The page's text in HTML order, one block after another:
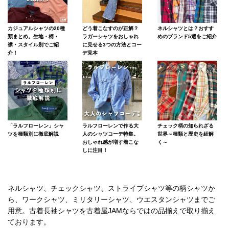
カジュアルシャツの20種
類まとめ。生地・柄・
襟・スタイル別でご紹
介！
どう着こなすのが正解？
ラガーシャツをおしゃれ
に見せる3つの方法とコー
デ見本
ネルシャツとは？おすす
めのブランド5選をご紹介
「ラルフローレン」シャ
ツを種類別に徹底解説
ラルフローレンで作る大
人のシャツコーデ特集。
おしゃれ感が増す着こな
しに注目！
チェック柄の知られざる
世界～種類と歴史を紐解
く～
ネルシャツ、チェックシャツ、ストライプシャツ等の柄シャツか
ら、ワークシャツ、ミリタリーシャツ、ウエスタンシャツまでご
用意。古着長袖シャツを古着屋JAMならではの品揃えで取り揃え
ております。